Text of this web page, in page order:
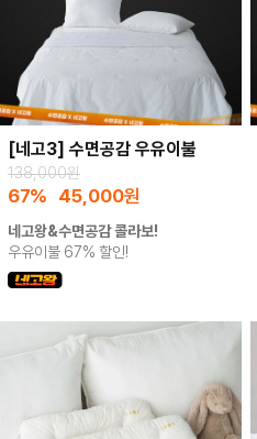
[네고3] 수면공감 우유이불
138,000원
67% 45,000원
네고왕&수면공감 콜라보!
우유이불 67% 할인!